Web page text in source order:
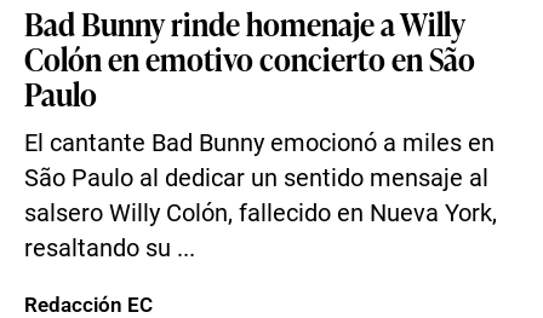
Bad Bunny rinde homenaje a Willy
Colón en emotivo concierto en São
Paulo
El cantante Bad Bunny emocionó a miles en
São Paulo al dedicar un sentido mensaje al
salsero Willy Colón, fallecido en Nueva York,
resaltando su ...
Redacción EC